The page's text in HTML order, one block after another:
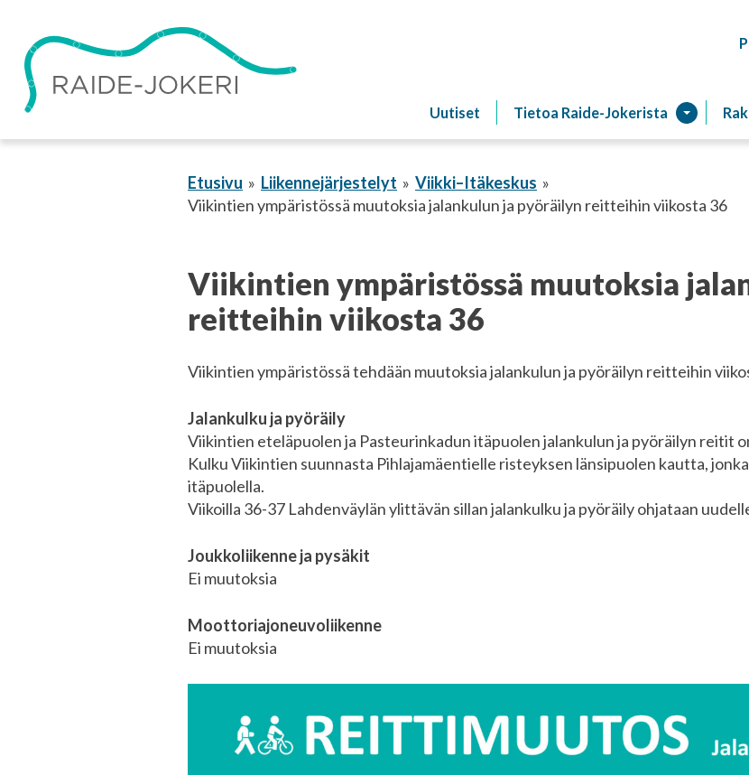
sisältöön
Uutiset Tietoa Raide-Jokerista
Etusivu Liikennejärjestelyt
Viikki–Itäkeskus
Viikintien ympäristössä muutoksia jalankulun ja pyöräilyn reitteihin viikosta 36
Viikintien ympäristössä muutoksia
reitteihin viikosta 36
Viikintien ympäristössä tehdään muutoksia jalankulun ja pyöräilyn reitteihin
Jalankulku ja pyöräily
Viikintien eteläpuolen ja Pasteurinkadun itäpuolen jalankulun ja pyöräilyn reitit
Kulku Viikintien suunnasta Pihlajamäentielle risteyksen länsipuolen kautta,
itäpuolella.
Viikoilla 36-37 Lahdenväylän ylittävän sillan jalankulku ja pyöräily ohjataan
Joukkoliikenne ja pysäkit
Ei muutoksia
Moottoriajoneuvoliikenne
Ei muutoksia